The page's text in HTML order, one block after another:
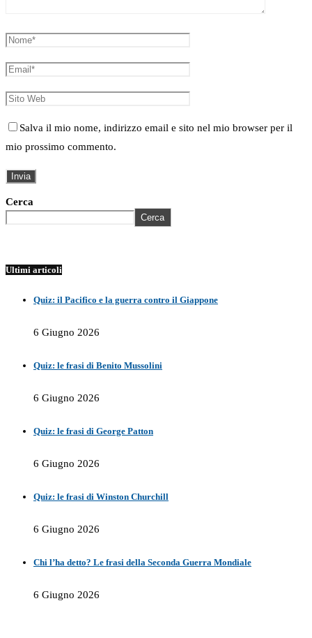
Salva il mio nome, indirizzo email e sito nel mio browser per il
mio prossimo commento.
Cerca
Cerca
Ultimi articoli
Quiz: il Pacifico e la guerra contro il Giappone
6 Giugno 2026
Quiz: le frasi di Benito Mussolini
6 Giugno 2026
Quiz: le frasi di George Patton
6 Giugno 2026
Quiz: le frasi di Winston Churchill
6 Giugno 2026
Chi l’ha detto? Le frasi della Seconda Guerra Mondiale
6 Giugno 2026